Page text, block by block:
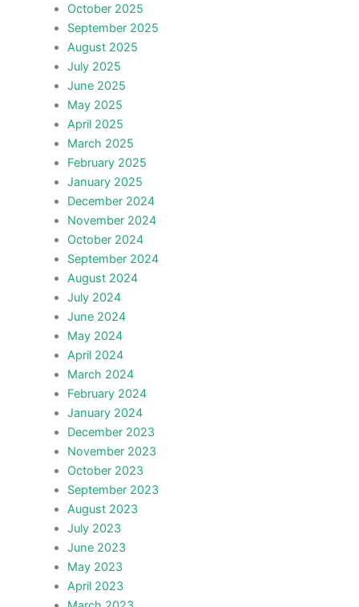
October 2025
September 2025
August 2025
July 2025
June 2025
May 2025
April 2025
March 2025
February 2025
January 2025
December 2024
November 2024
October 2024
September 2024
August 2024
July 2024
June 2024
May 2024
April 2024
March 2024
February 2024
January 2024
December 2023
November 2023
October 2023
September 2023
August 2023
July 2023
June 2023
May 2023
April 2023